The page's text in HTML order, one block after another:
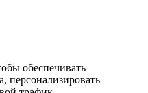
обеспечивать
персонализировать